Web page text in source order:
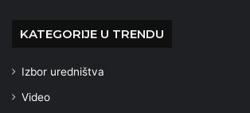
KATEGORIJE U TRENDU
Izbor uredništva
Video